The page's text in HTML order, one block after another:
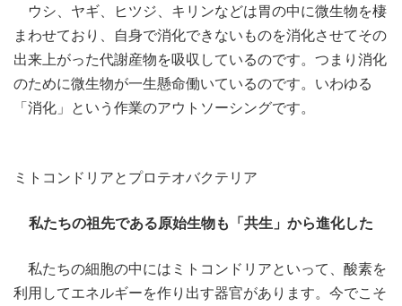
ウシ、ヤギ、ヒツジ、キリンなどは胃の中に微生物を棲
まわせており、自身で消化できないものを消化させてその
出来上がった代謝産物を吸収しているのです。つまり消化
のために微生物が一生懸命働いているのです。いわゆる
「消化」という作業のアウトソーシングです。
ミトコンドリアとプロテオバクテリア
私たちの祖先である原始生物も「共生」から進化した
私たちの細胞の中にはミトコンドリアといって、酸素を
利用してエネルギーを作り出す器官があります。今でこそ